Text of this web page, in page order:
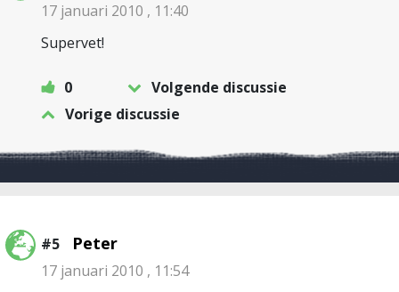
17 januari 2010 , 11:40
Supervet!
0
Volgende discussie
Vorige discussie
#5 Peter
17 januari 2010 , 11:54